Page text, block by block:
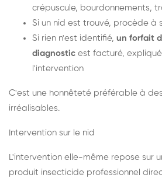
crépuscule, bourdonnements,
Si un nid est trouvé, procède à
Si rien n'est identifié, un forfait
diagnostic est facturé,
l'intervention
C'est une honnêteté préférable à
irréalisables.
Intervention sur le nid
L'intervention elle-même repose sur
produit insecticide professionnel